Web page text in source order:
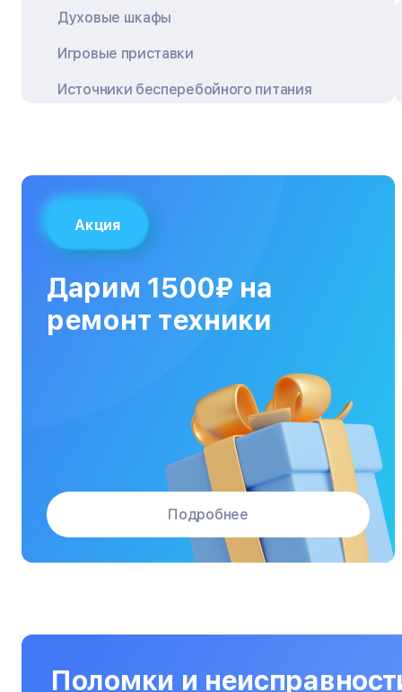
Духовые шкафы
Игровые приставки
Источники бесперебойного питания
Кофемашины
Кухонные плиты
МФУ
Микроволновые печи
Морозильные камеры
Акция
Дарим 1500₽ на
ремонт техники
Подробнее
Поломки и